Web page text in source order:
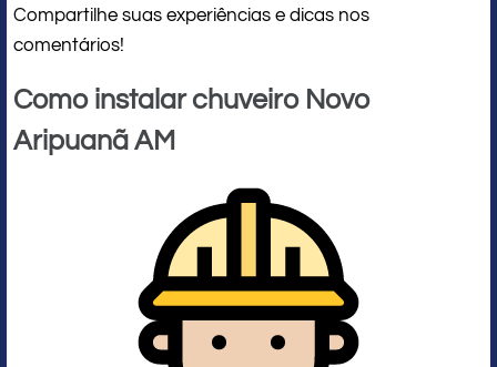
Compartilhe suas experiências e dicas nos
comentários!
Como instalar chuveiro Novo
Aripuanã AM